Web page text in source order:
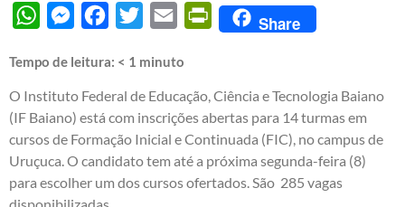
WhatsAppMessengerFacebook
Twitter Email PrintFriendly
Share
Tempo de leitura: < 1 minuto
O Instituto Federal de Educação, Ciência e Tecnologia Baiano
(IF Baiano) está com inscrições abertas para 14 turmas em
cursos de Formação Inicial e Continuada (FIC), no campus de
Uruçuca. O candidato tem até a próxima segunda-feira (8)
para escolher um dos cursos ofertados. São 285 vagas
disponibilizadas.